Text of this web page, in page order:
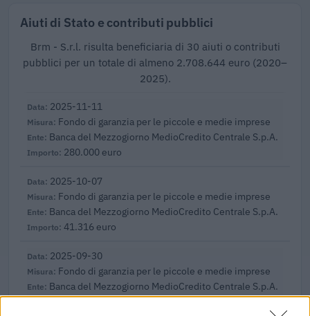
Aiuti di Stato e contributi pubblici
Brm - S.r.l. risulta beneficiaria di 30 aiuti o contributi
pubblici per un totale di almeno 2.708.644 euro (2020–
2025).
2025-11-11
Fondo di garanzia per le piccole e medie imprese
Banca del Mezzogiorno MedioCredito Centrale S.p.A.
280.000 euro
2025-10-07
Fondo di garanzia per le piccole e medie imprese
Banca del Mezzogiorno MedioCredito Centrale S.p.A.
41.316 euro
2025-09-30
Fondo di garanzia per le piccole e medie imprese
Banca del Mezzogiorno MedioCredito Centrale S.p.A.
120.000 euro